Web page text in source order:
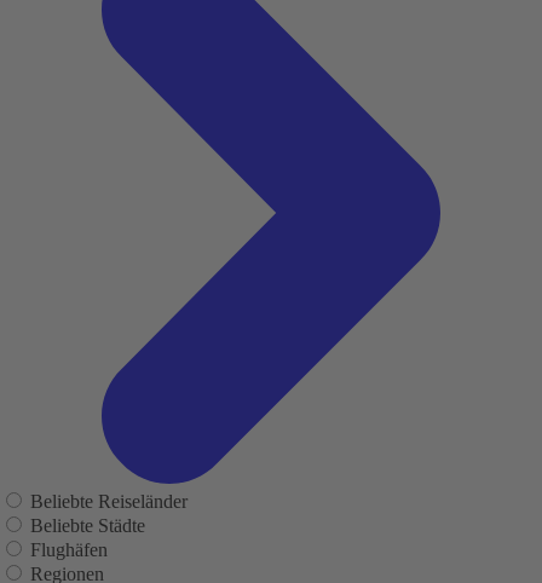
Beliebte Reiseländer
Beliebte Städte
Flughäfen
Regionen